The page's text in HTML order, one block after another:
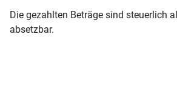
Die gezahlten Beträge sind steuerlich
absetzbar.